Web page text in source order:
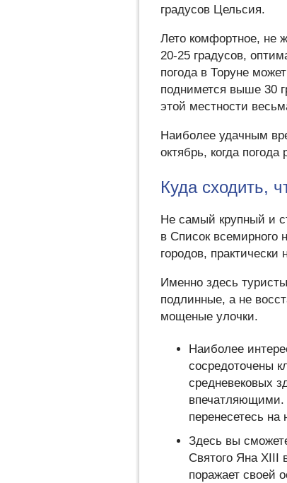
градусов Цельсия.
Лето комфортное, не
20-25 градусов,
погода в Торуне
поднимется выше 30
этой местности
Наиболее удачным
октябрь, когда
Куда сходить,
Не самый крупный и
в Список
городов,
Именно здесь
подлинные, а не
мощеные улочки.
Наиболее
сосредоточены
средневековых
впечатляющими.
перенесетесь на
Здесь вы
Святого Яна XIII
поражает своей